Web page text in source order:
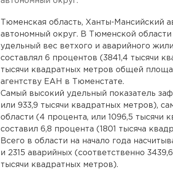
Тюменская область, Ханты-Мансийский
автономный округ. В Тюменской
удельный вес ветхого и аварийного
составлял 6 процентов (3841,4 тысячи
тысячи квадратных метров общей
агентству ЕАН в Тюменстате.
Самый высокий удельный показатель
или 933,9 тысячи квадратных метров),
области (4 процента, или 1096,5
составил 6,8 процента (1801 тысяча
Всего в области на начало года
и 2315 аварийных (соответственно
тысячи квадратных метров).